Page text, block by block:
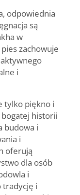
odpowiednia
są
w
zachowuje
i
tylko piękno i
historii
budowa i
i
oferują
dla osób
i
tradycję i